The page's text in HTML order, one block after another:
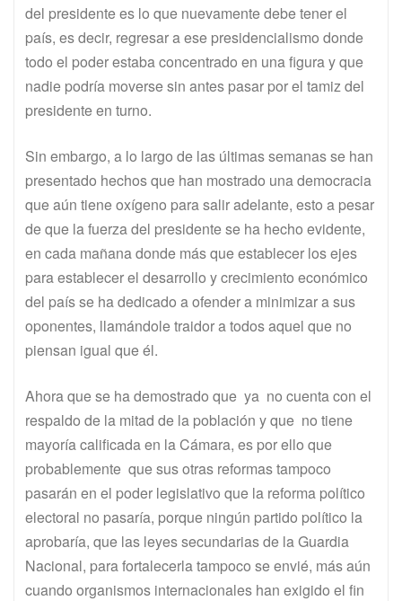
del presidente es lo que nuevamente debe tener el
país, es decir, regresar a ese presidencialismo donde
todo el poder estaba concentrado en una figura y que
nadie podría moverse sin antes pasar por el tamiz del
presidente en turno.
Sin embargo, a lo largo de las últimas semanas se han
presentado hechos que han mostrado una democracia
que aún tiene oxígeno para salir adelante, esto a pesar
de que la fuerza del presidente se ha hecho evidente,
en cada mañana donde más que establecer los ejes
para establecer el desarrollo y crecimiento económico
del país se ha dedicado a ofender a minimizar a sus
oponentes, llamándole traidor a todos aquel que no
piensan igual que él.
Ahora que se ha demostrado que ya no cuenta con el
respaldo de la mitad de la población y que no tiene
mayoría calificada en la Cámara, es por ello que
probablemente que sus otras reformas tampoco
pasarán en el poder legislativo que la reforma político
electoral no pasaría, porque ningún partido político la
aprobaría, que las leyes secundarias de la Guardia
Nacional, para fortalecerla tampoco se envié, más aún
cuando organismos internacionales han exigido el fin